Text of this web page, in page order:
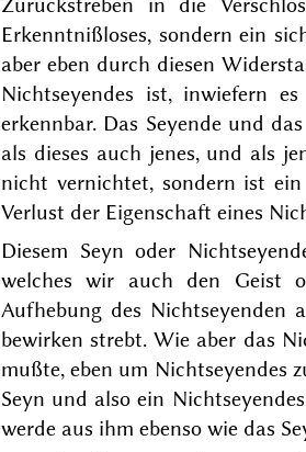
Erkenntnißloses, sondern ein
aber eben durch diesen
Nichtseyendes ist, inwiefern
erkennbar. Das Seyende und
als dieses auch jenes, und als
nicht vernichtet, sondern ist
Verlust der Eigenschaft eines
Diesem Seyn oder
welches wir auch den Geist
Aufhebung des Nichtseyenden
bewirken strebt. Wie aber das
mußte, eben um Nichtseyendes
Seyn und also ein
werde aus ihm ebenso wie das